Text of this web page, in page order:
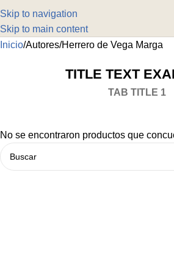
Skip to navigation
Skip to main content
Inicio Autores Herrero de Vega Marga
TITLE TEXT
TAB TITLE 1
No se encontraron productos que